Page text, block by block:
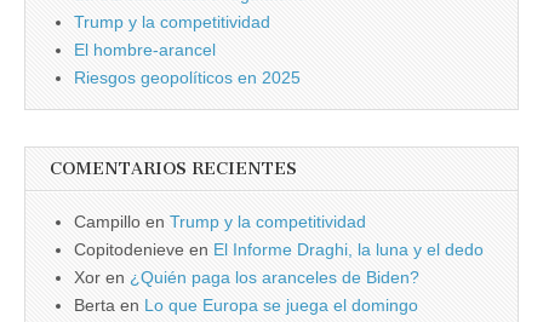
Trump y la competitividad
El hombre-arancel
Riesgos geopolíticos en 2025
COMENTARIOS RECIENTES
Campillo en Trump y la competitividad
Copitodenieve en El Informe Draghi, la luna y el dedo
Xor en ¿Quién paga los aranceles de Biden?
Berta en Lo que Europa se juega el domingo